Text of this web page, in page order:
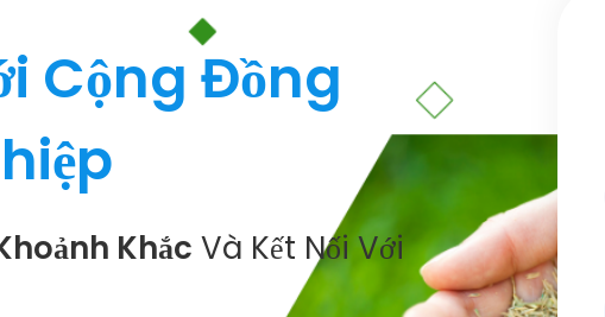
Cộng Đồng
Khắc Và Kết Nối Với